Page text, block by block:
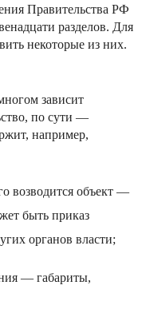
Правительства РФ
разделов. Для
некоторые из них.
зависит
по сути —
например,
возводится объект —
быть приказ
органов власти;
— габариты,